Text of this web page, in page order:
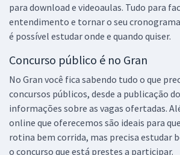
para download e videoaulas. Tudo para
entendimento e tornar o seu
é possível estudar onde e quando quiser.
Concurso público é no Gran
No Gran você fica sabendo tudo o que
concursos públicos, desde a publicação
informações sobre as vagas ofertadas.
online que oferecemos são ideais para
rotina bem corrida, mas precisa estudar
o concurso que está prestes a participar.